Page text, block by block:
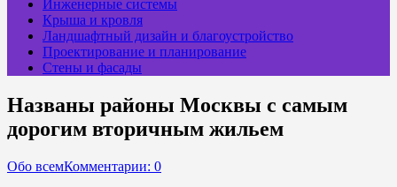
Инженерные системы
Крыша и кровля
Ландшафтный дизайн и благоустройство
Проектирование и планирование
Стены и фасады
Названы районы Москвы с самым
дорогим вторичным жильем
Обо всемКомментарии: 0